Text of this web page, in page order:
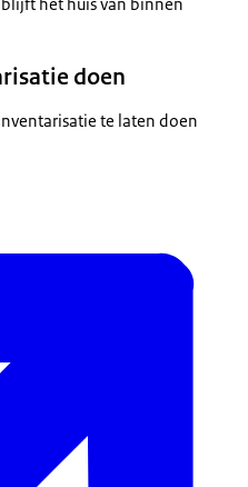
doen
te laten doen